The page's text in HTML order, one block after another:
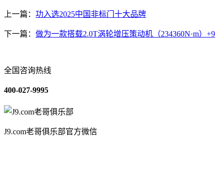
上一篇： 功入选2025中国非标门十大品牌
下一篇： 做为一款搭载2.0T涡轮增压策动机（234360N·m）+9
全国咨询热线
400-027-9995
J9.com老哥俱乐部官方微信